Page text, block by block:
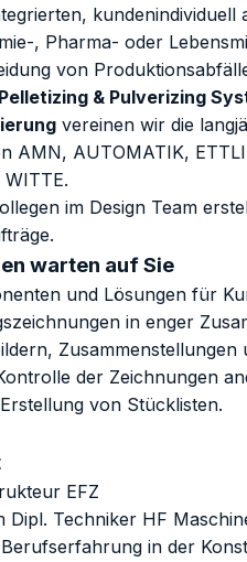
, Pharma- oder
von
Pelletizing & Pulverizing
vereinen wir die
AMN, AUTOMATIK,
WITTE.
im Design Team
warten auf Sie
und Lösungen für
in enger
der Zeichnungen
von Stücklisten.
EFZ
Dipl. Techniker HF
in der